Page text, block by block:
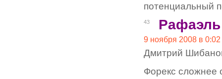
потенциальный
43
9 ноября 2008 в 0:02
Дмитрий
Форекс сложнее